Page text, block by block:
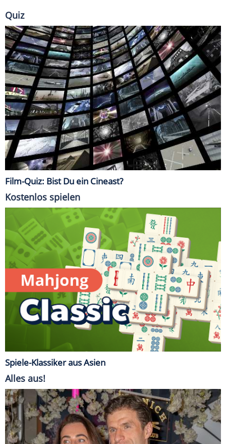
Quiz
Film-Quiz: Bist Du ein Cineast?
Kostenlos spielen
Spiele-Klassiker aus Asien
Alles aus!